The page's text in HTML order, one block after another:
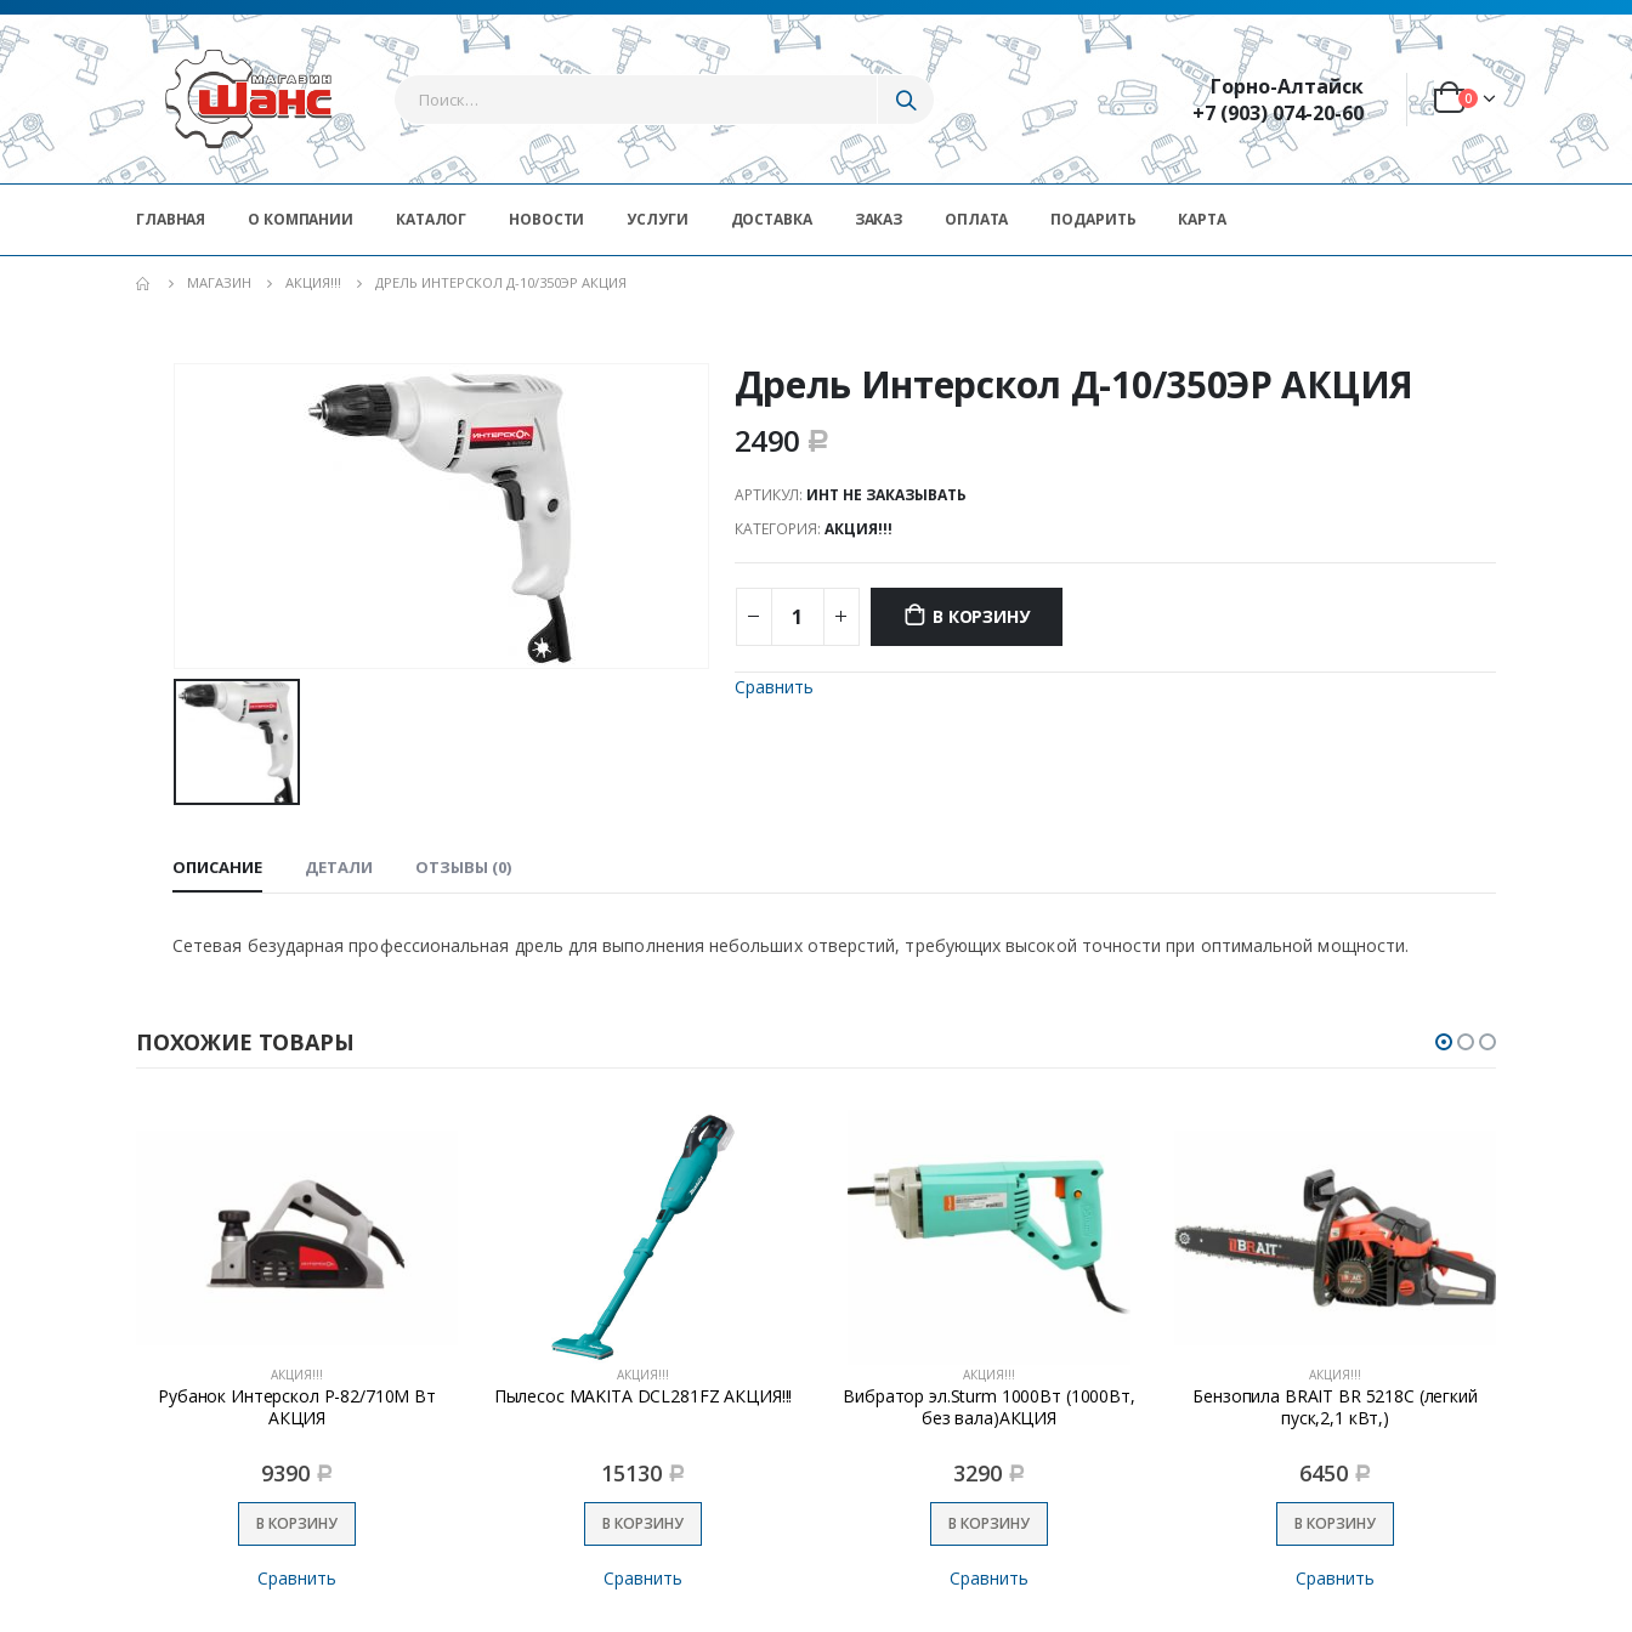
Горно-Алтайск
+7 (903) 074-20-60
0
ГЛАВНАЯ О КОМПАНИИ КАТАЛОГ НОВОСТИ УСЛУГИ ДОСТАВКА ЗАКАЗ ОПЛАТА ПОДАРИТЬ КАРТА
МАГАЗИН АКЦИЯ!!! ДРЕЛЬ ИНТЕРСКОЛ Д-10/350ЭР АКЦИЯ
Дрель Интерскол Д-10/350ЭР АКЦИЯ
2490 Р
АРТИКУЛ: ИНТ НЕ ЗАКАЗЫВАТЬ
КАТЕГОРИЯ: АКЦИЯ!!!
В КОРЗИНУ
Сравнить
ОПИСАНИЕ ДЕТАЛИ ОТЗЫВЫ (0)
Сетевая безударная профессиональная дрель для выполнения небольших отверстий, требующих высокой точности при оптимальной мощности.
ПОХОЖИЕ ТОВАРЫ
АКЦИЯ!!!
Рубанок Интерскол Р-82/710М Вт
АКЦИЯ
9390 Р
В КОРЗИНУ
Сравнить
АКЦИЯ!!!
Пылесос MAKITA DCL281FZ АКЦИЯ!!!
15130 Р
В КОРЗИНУ
Сравнить
АКЦИЯ!!!
Вибратор эл.Sturm 1000Вт (1000Вт,
без вала)АКЦИЯ
3290 Р
В КОРЗИНУ
Сравнить
АКЦИЯ!!!
Бензопила BRAIT BR 5218C (легкий
пуск,2,1 кВт,)
6450 Р
В КОРЗИНУ
Сравнить